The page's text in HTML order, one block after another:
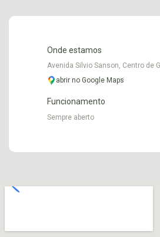
Onde estamos
Avenida Silvio Sanson, Centro de
abrir no Google Maps
Funcionamento
Sempre aberto